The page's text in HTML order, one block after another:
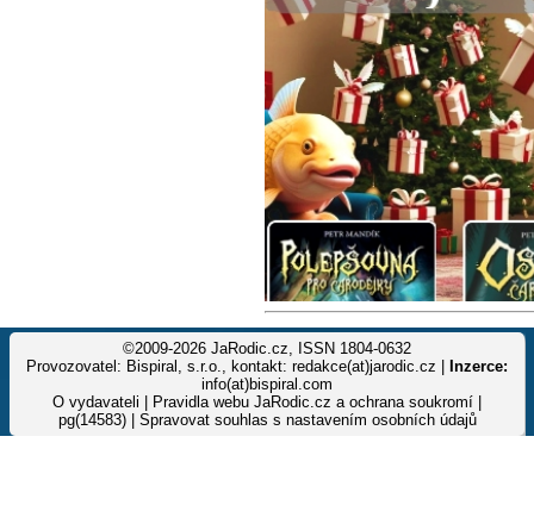
©2009-2026 JaRodic.cz, ISSN 1804-0632
Provozovatel: Bispiral, s.r.o., kontakt: redakce(at)jarodic.cz |
Inzerce:
info(at)bispiral.com
O vydavateli
Pravidla webu JaRodic.cz a ochrana soukromí
pg(14583) | Spravovat souhlas s nastavením osobních údajů